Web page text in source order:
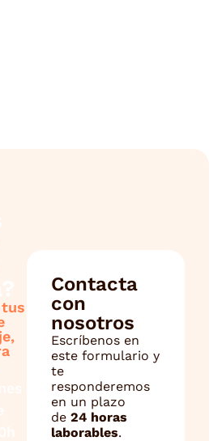
tus
Contacta
con
nosotros
Escríbenos en
este formulario y
te
responderemos
en un plazo
de 24 horas
laborables.